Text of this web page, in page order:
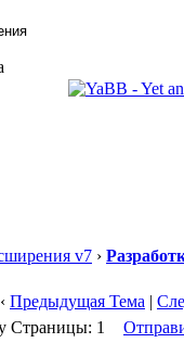
v7 ›
‹ Предыдущая Тема |
Страницы: 1